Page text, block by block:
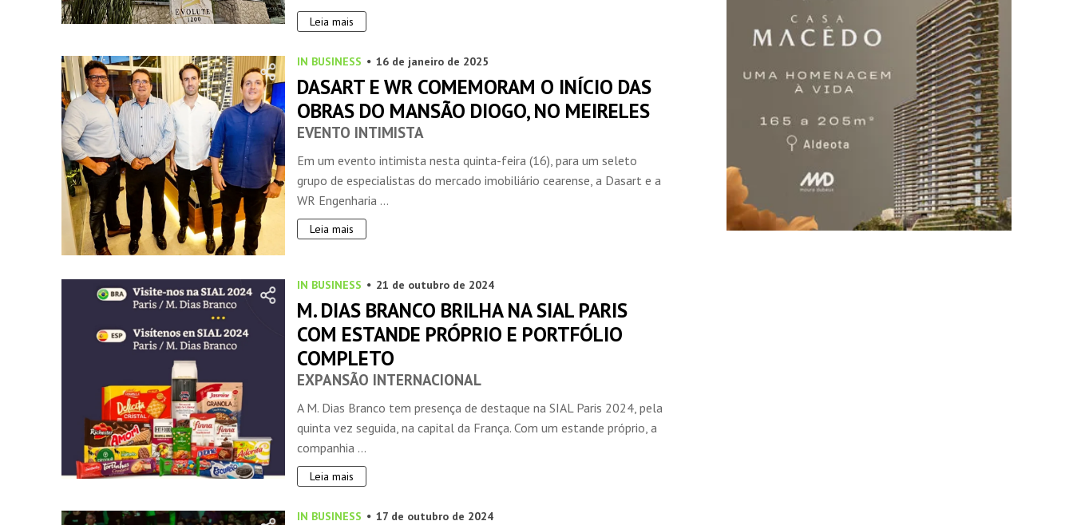
Leia mais
IN BUSINESS 16 de janeiro de 2025
DASART E WR COMEMORAM O INÍCIO DAS
OBRAS DO MANSÃO DIOGO, NO MEIRELES
EVENTO INTIMISTA
Em um evento intimista nesta quinta-feira (16), para um seleto
grupo de especialistas do mercado imobiliário cearense, a Dasart e a
WR Engenharia ...
Leia mais
IN BUSINESS 21 de outubro de 2024
M. DIAS BRANCO BRILHA NA SIAL PARIS
COM ESTANDE PRÓPRIO E PORTFÓLIO
COMPLETO
EXPANSÃO INTERNACIONAL
A M. Dias Branco tem presença de destaque na SIAL Paris 2024, pela
quinta vez seguida, na capital da França. Com um estande próprio, a
companhia ...
Leia mais
IN BUSINESS 17 de outubro de 2024